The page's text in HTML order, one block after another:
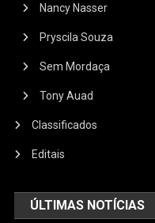
Nancy Nasser
Pryscila Souza
Sem Mordaça
Tony Auad
Classificados
Editais
ÚLTIMAS NOTÍCIAS